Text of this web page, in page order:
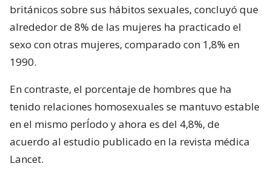
británicos sobre sus hábitos sexuales, concluyó que
alrededor de 8% de las mujeres ha practicado el
sexo con otras mujeres, comparado con 1,8% en
1990.
En contraste, el porcentaje de hombres que ha
tenido relaciones homosexuales se mantuvo estable
en el mismo perÍodo y ahora es del 4,8%, de
acuerdo al estudio publicado en la revista médica
Lancet.